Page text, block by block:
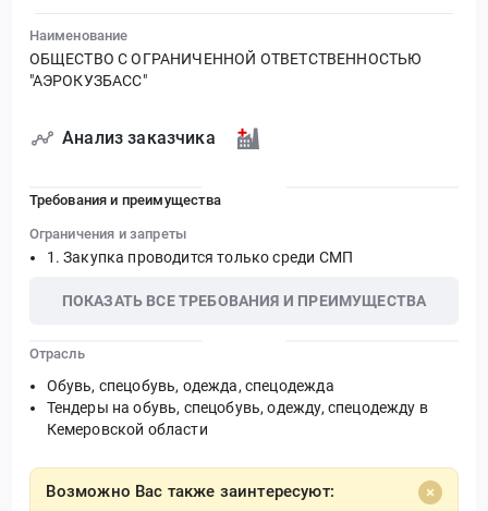
Наименование
ОБЩЕСТВО С ОГРАНИЧЕННОЙ ОТВЕТСТВЕННОСТЬЮ
"АЭРОКУЗБАСС"
Анализ заказчика
Требования и преимущества
Ограничения и запреты
Закупка проводится только среди СМП
ПОКАЗАТЬ ВСЕ ТРЕБОВАНИЯ И ПРЕИМУЩЕСТВА
Отрасль
Обувь, спецобувь, одежда, спецодежда
Тендеры на обувь, спецобувь, одежду, спецодежду в
Кемеровской области
Возможно Вас также заинтересуют: